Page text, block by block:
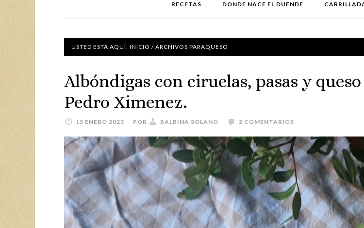
RECETAS DONDE NACE EL DUENDE
USTED ESTÁ AQUÍ: INICIO / ARCHIVOS PARAQUESO
Albóndigas con ciruelas, pasas y
Pedro Ximenez.
15 ENERO 2023 POR BALBINA SOLANO 2 COMENTARIOS